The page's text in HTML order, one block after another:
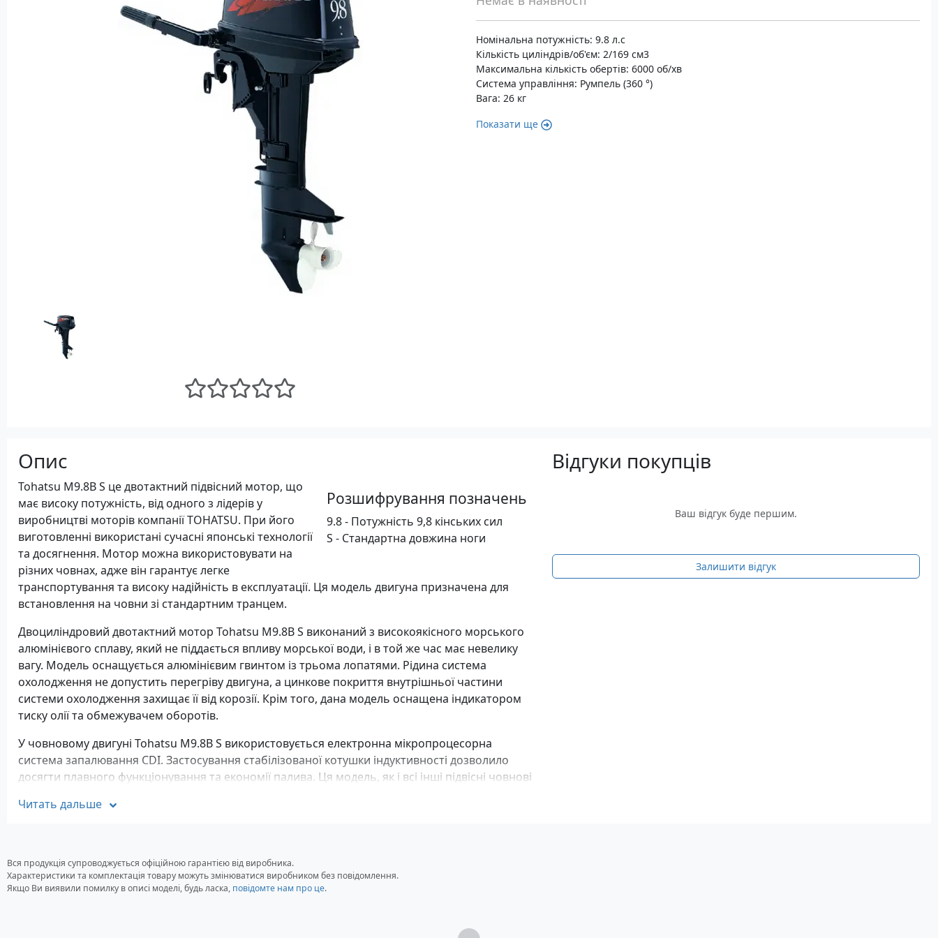
Номінальна потужність: 9.8 л.с
Кількість циліндрів/об'єм: 2/169 см3
Максимальна кількість обертів: 6000 об/хв
Система управління: Румпель (360 °)
Вага: 26 кг
Показати ще
Опис
Розшифрування позначень
9.8 - Потужність 9,8 кінських сил
S - Стандартна довжина ноги
Tohatsu M9.8B S це двотактний підвісний мотор, що
має високу потужність, від одного з лідерів у
виробництві моторів компанії TOHATSU. При його
виготовленні використані сучасні японські технології
та досягнення. Мотор можна використовувати на
різних човнах, адже він гарантує легке
транспортування та високу надійність в експлуатації. Ця модель двигуна призначена для
встановлення на човни зі стандартним транцем.
Двоциліндровий двотактний мотор Tohatsu M9.8B S виконаний з високоякісного морського
алюмінієвого сплаву, який не піддається впливу морської води, і в той же час має невелику
вагу. Модель оснащується алюмінієвим гвинтом із трьома лопатями. Рідина система
охолодження не допустить перегріву двигуна, а цинкове покриття внутрішньої частини
системи охолодження захищає її від корозії. Крім того, дана модель оснащена індикатором
тиску олії та обмежувачем оборотів.
У човновому двигуні Tohatsu M9.8B S використовується електронна мікропроцесорна
система запалювання CDI. Застосування стабілізованої котушки індуктивності дозволило
досягти плавного функціонування та економії палива. Ця модель, як і всі інші підвісні човнові
термін експлуатації двигуна. Простота конструкції, легкість управління, невелика вага та
Характеристики
Номінальна потужність: 9.8 л.с
Читать дальше
Відгуки покупців
Ваш відгук буде першим.
Залишити відгук
Вся продукція супроводжується офіційною гарантією від виробника.
Характеристики та комплектація товару можуть змінюватися виробником без повідомлення.
Якщо Ви виявили помилку в описі моделі, будь ласка, повідомте нам про це.